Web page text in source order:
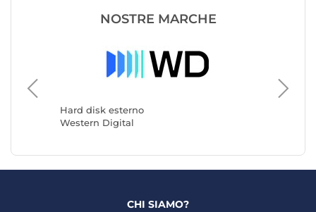
NOSTRE MARCHE
Hard disk esterno
Western Digital
Hard
LaCie
CHI SIAMO?